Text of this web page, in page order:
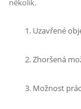
několik.
Uzavřené
Zhoršená
Možnost